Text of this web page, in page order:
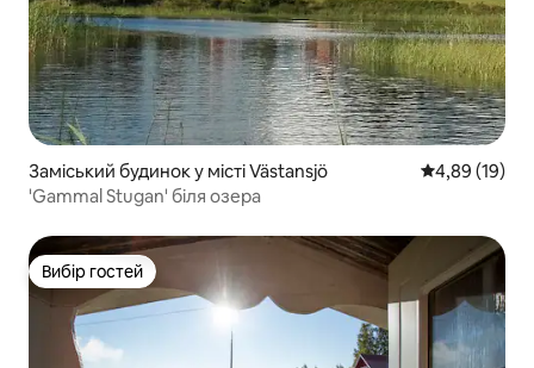
Заміський будинок у місті Västansjö Середня
4,89 (19)
'Gammal Stugan' біля озера
Вибір гостей
Вибір гостей